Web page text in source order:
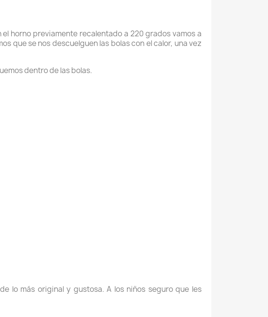
horno previamente recalentado a 220 grados vamos a
que se nos descuelguen las bolas con el calor, una vez
dentro de las bolas.
lo más original y gustosa. A los niños seguro que les